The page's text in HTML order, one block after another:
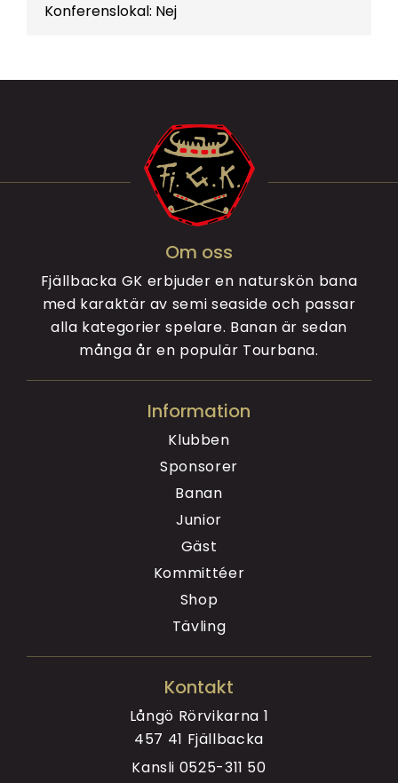
Konferenslokal: Nej
Om oss
Fjällbacka GK erbjuder en naturskön bana
med karaktär av semi seaside och passar
alla kategorier spelare. Banan är sedan
många år en populär Tourbana.
Information
Klubben
Sponsorer
Banan
Junior
Gäst
Kommittéer
Shop
Tävling
Kontakt
Långö Rörvikarna 1
457 41 Fjällbacka
Kansli 0525-311 50